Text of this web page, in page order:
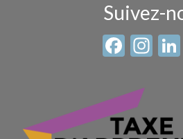
Suivez-